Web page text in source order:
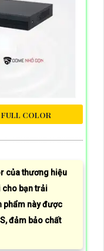
COLOR
của thương hiệu
cho bạn trải
phẩm này được
đảm bảo chất